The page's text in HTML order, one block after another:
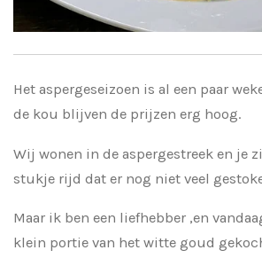
Het aspergeseizoen is al een paar
de kou blijven de prijzen erg hoog.
Wij wonen in de aspergestreek en je
stukje rijd dat er nog niet veel
Maar ik ben een liefhebber ,en
klein portie van het witte goud